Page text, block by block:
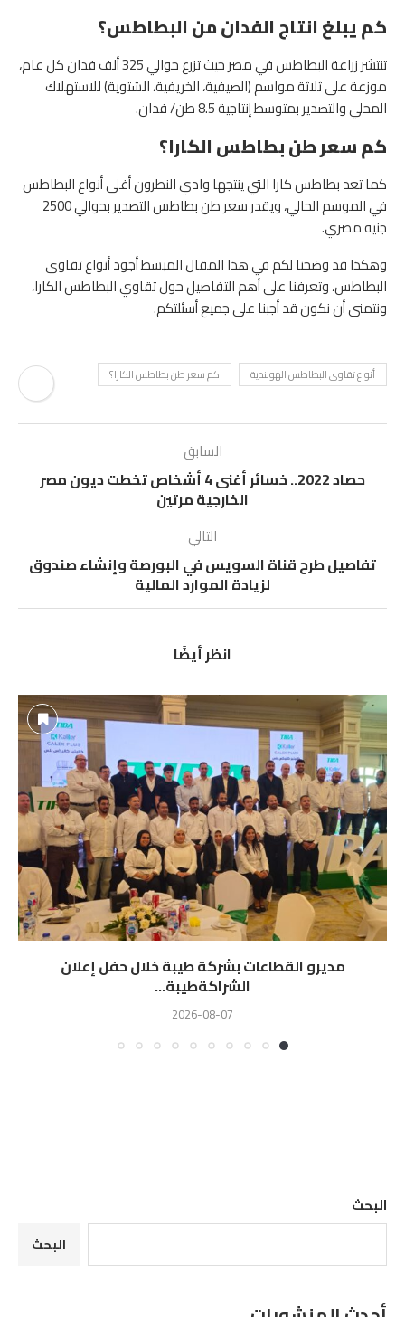
كم يبلغ انتاج الفدان من البطاطس؟
تنتشر زراعة البطاطس في مصر حيث تزرع حوالي 325 ألف فدان كل عام،
موزعة على ثلاثة مواسم (الصيفية، الخريفية، الشتوية) للاستهلاك
المحلي والتصدير بمتوسط ​​إنتاجية 8.5 طن/ فدان.
كم سعر طن بطاطس الكارا؟
كما تعد بطاطس كارا التي ينتجها وادي النطرون أغلى أنواع البطاطس
في الموسم الحالي، ويقدر سعر طن بطاطس التصدير بحوالي 2500
جنيه مصري.
وهكذا قد وضحنا لكم في هذا المقال المبسط أجود أنواع تقاوى
البطاطس، وتعرفنا على أهم التفاصيل حول تقاوي البطاطس الكارا،
ونتمنى أن نكون قد أجبنا على جميع أسئلتكم.
أنواع تقاوى البطاطس الهولندية كم سعر طن بطاطس الكارا؟
السابق
حصاد 2022.. خسائر أغنى 4 أشخاص تخطت ديون مصر
الخارجية مرتين
التالي
تفاصيل طرح قناة السويس في البورصة وإنشاء صندوق
لزيادة الموارد المالية
انظر أيضًا
مديرو القطاعات بشركة طيبة خلال حفل إعلان
الشراكةطيبة...
2026-08-07
البحث
البحث